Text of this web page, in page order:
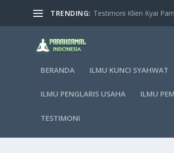
TRENDING: Testimoni Klien Kyai
BERANDA ILMU KUNCI SYAHWAT
ILMU PENGLARIS USAHA ILMU
TESTIMONI